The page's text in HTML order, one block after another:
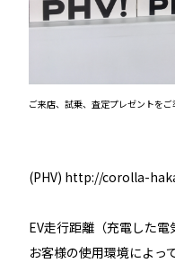
ご来店、試乗、査定プレゼントをご
(PHV) http://corolla-
EV走行距離（充電した
お客様の使用環境によっ